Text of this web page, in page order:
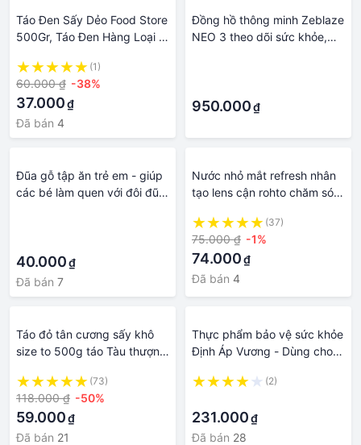
Táo Đen Sấy Dẻo Food Store
500Gr, Táo Đen Hàng Loại 1
Khỏe
(1)
60.000 ₫ -38%
37.000₫
Đã bán 4
Đồng hồ thông minh Zeblaze
NEO 3 theo dõi sức khỏe,
950.000₫
Đũa gỗ tập ăn trẻ em - giúp
các bé làm quen với đôi đũa
40.000₫
Đã bán 7
Nước nhỏ mắt refresh nhân
tạo lens cận rohto chăm sóc
mắt
(37)
75.000 ₫ -1%
74.000₫
Đã bán 4
Táo đỏ tân cương sấy khô
size to 500g táo Tàu thượng
chắc dẻo mềm ngọt Thiên
Đường Ăn Vặt
(73)
118.000 ₫ -50%
59.000₫
Đã bán 21
Thực phẩm bảo vệ sức khỏe
Định Áp Vương - Dùng cho
(2)
231.000₫
Đã bán 28